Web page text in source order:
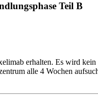
Teil B
erhalten. Es wird kein
alle 4 Wochen